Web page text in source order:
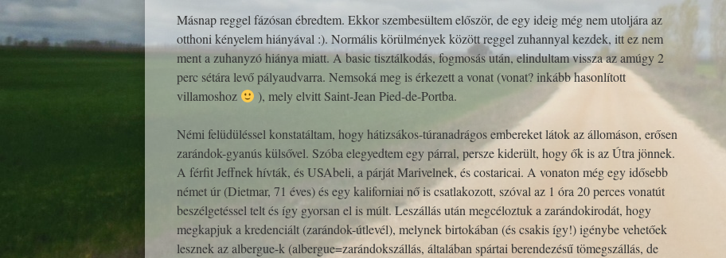
Másnap reggel fázósan ébredtem. Ekkor szembesültem először, de egy ideig még nem utoljára az
otthoni kényelem hiányával :). Normális körülmények között reggel zuhannyal kezdek, itt ez nem
ment a zuhanyzó hiánya miatt. A basic tisztálkodás, fogmosás után, elindultam vissza az amúgy 2
perc sétára levő pályaudvarra. Nemsoká meg is érkezett a vonat (vonat? inkább hasonlított
villamoshoz
), mely elvitt Saint-Jean Pied-de-Portba.
Némi felüdüléssel konstatáltam, hogy hátizsákos-túranadrágos embereket látok az állomáson, erősen
zarándok-gyanús külsővel. Szóba elegyedtem egy párral, persze kiderült, hogy ők is az Útra jönnek.
A férfit Jeffnek hívták, és USAbeli, a párját Marivelnek, és costaricai. A vonaton még egy idősebb
német úr (Dietmar, 71 éves) és egy kaliforniai nő is csatlakozott, szóval az 1 óra 20 perces vonatút
beszélgetéssel telt és így gyorsan el is múlt. Leszállás után megcéloztuk a zarándokirodát, hogy
megkapjuk a kredenciált (zarándok-útlevél), melynek birtokában (és csakis így!) igénybe vehetőek
lesznek az albergue-k (albergue=zarándokszállás, általában spártai berendezésű tömegszállás, de